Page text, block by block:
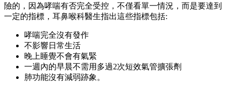
險的，因為哮喘有否完全受控，不僅看單一情況，而是要達到
一定的指標，耳鼻喉科醫生指出這些指標包括:
哮喘完全沒有發作
不影響日常生活
晚上睡覺不會有氣緊
一週內的早晨不需用多過2次短效氣管擴張劑
肺功能沒有減弱跡象。